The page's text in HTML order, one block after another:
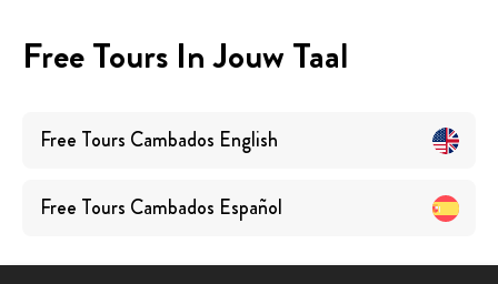
Free Tours In Jouw Taal
Free Tours Cambados English
Free Tours Cambados Español